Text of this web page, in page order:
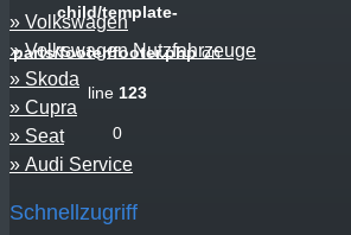
Volkswagen
Volkswagen Nutzfahrzeuge
Skoda
Cupra
Seat
Audi Service
Schnellzugriff
child/template-
parts/footer/footer.phpon
line 123
0